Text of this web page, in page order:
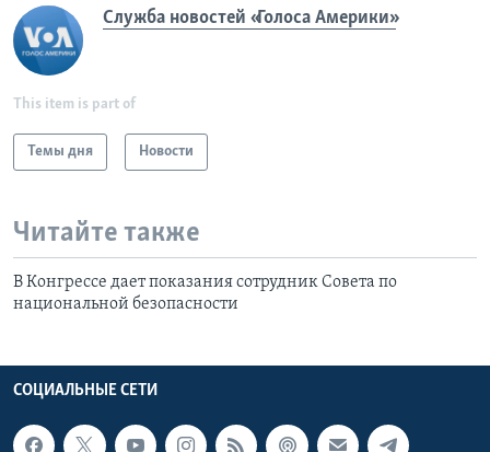
Служба новостей «Голоса Америки»
This item is part of
Темы дня Новости
Читайте также
В Конгрессе дает показания сотрудник Совета по
национальной безопасности
СОЦИАЛЬНЫЕ СЕТИ